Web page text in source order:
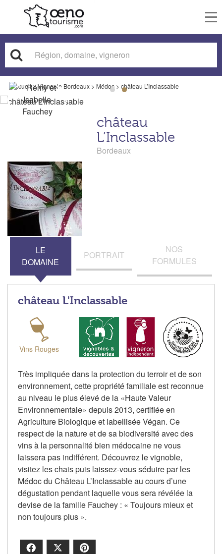
Accueil>Vignoble Bordeaux > Médoc > château L’Inclassable
château
L’Inclassable
Bordeaux
LE
DOMAINE
PORTRAIT
NOS
FORMULES
château L'Inclassable
Vins Rouges
Très impliquée dans la protection du terroir et de son
environnement, cette propriété familiale est reconnue
au niveau le plus élevé de la «Haute Valeur
Environnementale» depuis 2013, certifiée en
Agriculture Biologique et labellisée Végan. Ce
respect de la nature et de sa biodiversité avec des
vins à la personnalité bien médocaine ne vous
laissera pas indifférent. Découvrez le vignoble,
visitez les chais puis laissez-vous séduire par les
Médoc du Château L’Inclassable au cours d’une
dégustation pendant laquelle vous sera révélée la
devise de la famille Fauchey : « Toujours mieux et
non toujours plus ».
Facebook